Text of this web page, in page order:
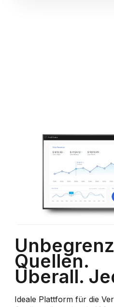
Quellen.
Überall.
Ideale Plattform für die